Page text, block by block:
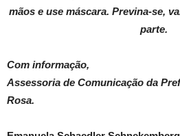
mãos e use máscara. Previna-se,
parte.
Com informação,
Assessoria de Comunicação da
Rosa.